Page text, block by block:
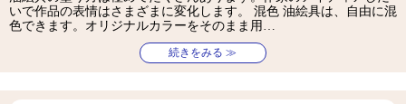
いで作品の表情はさまざまに変化します。 混色 油絵具は、自由に混
色できます。オリジナルカラーをそのまま用…
続きをみる ≫